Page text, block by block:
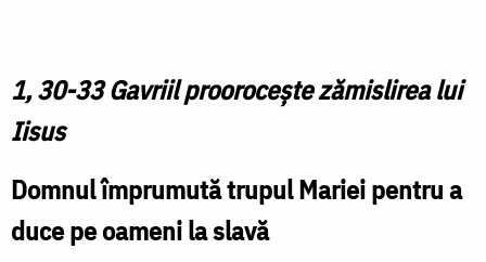
1, 30-33 Gavriil proorocește zămislirea lui
Iisus
Domnul împrumută trupul Mariei pentru a
duce pe oameni la slavă